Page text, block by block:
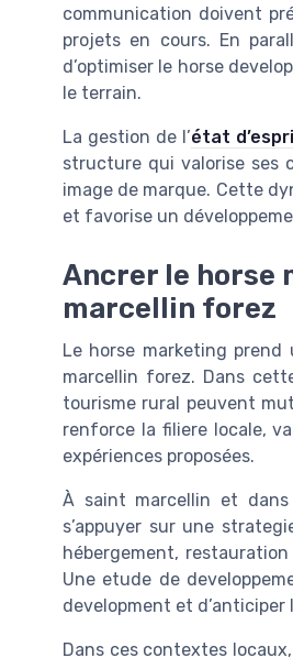
communication doivent
projets en cours. En
d’optimiser le horse
le terrain.
La gestion de l’état
structure qui valorise ses
image de marque. Cette
et favorise un
Ancrer le horse
marcellin forez
Le horse marketing prend
marcellin forez. Dans
tourisme rural peuvent
renforce la filiere locale,
expériences proposées.
À saint marcellin et dans
s’appuyer sur une
hébergement,
Une etude de
development et d’anticiper
Dans ces contextes